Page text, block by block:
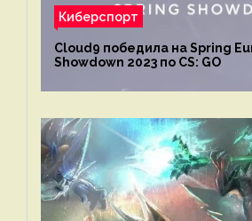
Киберспорт
Cloud9 победила на Spring
Showdown 2023 по CS: GO